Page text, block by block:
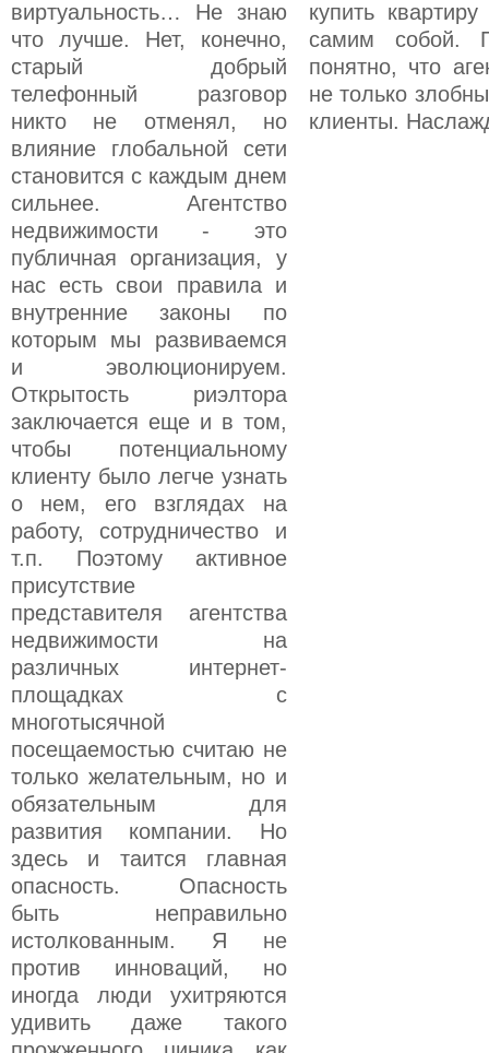
виртуальность… Не знаю
что лучше. Нет, конечно,
старый добрый
телефонный разговор
никто не отменял, но
влияние глобальной сети
становится с каждым днем
сильнее. Агентство
недвижимости - это
публичная организация, у
нас есть свои правила и
внутренние законы по
которым мы развиваемся
и эволюционируем.
Открытость риэлтора
заключается еще и в том,
чтобы потенциальному
клиенту было легче узнать
о нем, его взглядах на
работу, сотрудничество и
т.п. Поэтому активное
присутствие
представителя агентства
недвижимости на
различных интернет-
площадках с
многотысячной
посещаемостью считаю не
только желательным, но и
обязательным для
развития компании. Но
здесь и таится главная
опасность. Опасность
быть неправильно
истолкованным. Я не
против инноваций, но
иногда люди ухитряются
удивить даже такого
купить
самим собой.
понятно, что
не только
клиенты.